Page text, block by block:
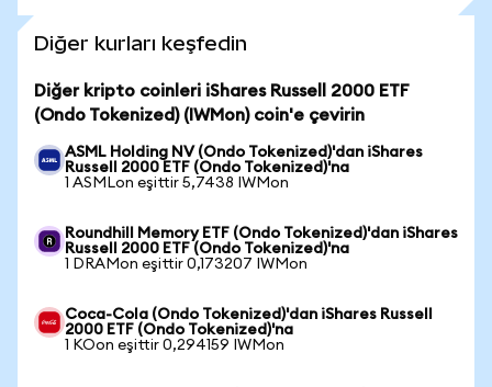
Diğer kurları keşfedin
Diğer kripto coinleri iShares Russell 2000 ETF
(Ondo Tokenized) (IWMon) coin'e çevirin
ASML Holding NV (Ondo Tokenized)'dan iShares
Russell 2000 ETF (Ondo Tokenized)'na
1 ASMLon eşittir 5,7438 IWMon
Roundhill Memory ETF (Ondo Tokenized)'dan iShares
Russell 2000 ETF (Ondo Tokenized)'na
1 DRAMon eşittir 0,173207 IWMon
Coca-Cola (Ondo Tokenized)'dan iShares Russell
2000 ETF (Ondo Tokenized)'na
1 KOon eşittir 0,294159 IWMon